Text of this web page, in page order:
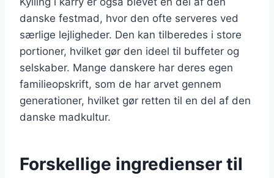
danske festmad, hvor den ofte serveres ved
særlige lejligheder. Den kan tilberedes i store
portioner, hvilket gør den ideel til buffeter og
selskaber. Mange danskere har deres egen
familieopskrift, som de har arvet gennem
generationer, hvilket gør retten til en del af den
danske madkultur.
Forskellige ingredienser til